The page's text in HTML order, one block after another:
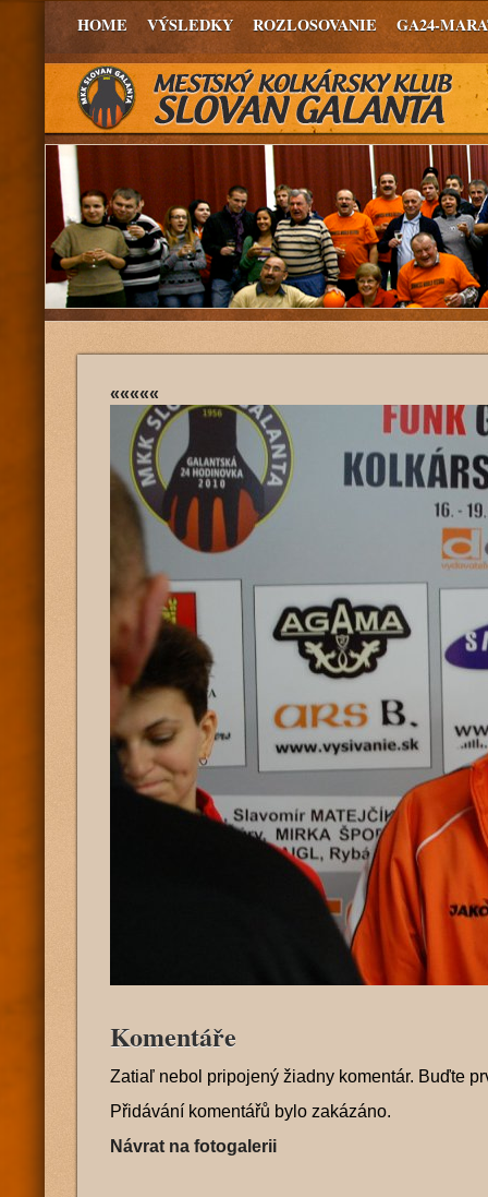
HOME VÝSLEDKY ROZLOSOVANIE GA24-
«««««
Komentáře
Zatiaľ nebol pripojený žiadny komentár. Buďte
Přidávání komentářů bylo zakázáno.
Návrat na fotogalerii